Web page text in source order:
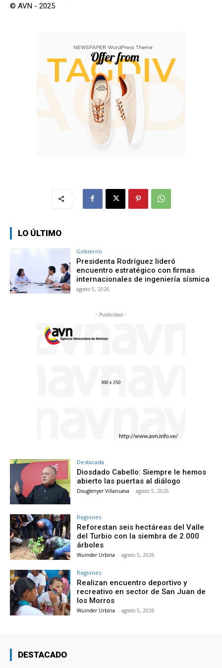
© AVN - 2025
LO ÚLTIMO
Gobierno
Presidenta Rodríguez lideró
encuentro estratégico con firmas
internacionales de ingeniería sísmica
agosto 5, 2026
- Publicidad -
Destacada
Diosdado Cabello: Siempre le hemos
abierto las puertas al diálogo
Douglenyer Villanueva - agosto 5, 2026
Regiones
Reforestan seis hectáreas del Valle
del Turbio con la siembra de 2.000
árboles
Wuinder Urbina - agosto 5, 2026
Regiones
Realizan encuentro deportivo y
recreativo en sector de San Juan de
los Morros
Wuinder Urbina - agosto 5, 2026
DESTACADO